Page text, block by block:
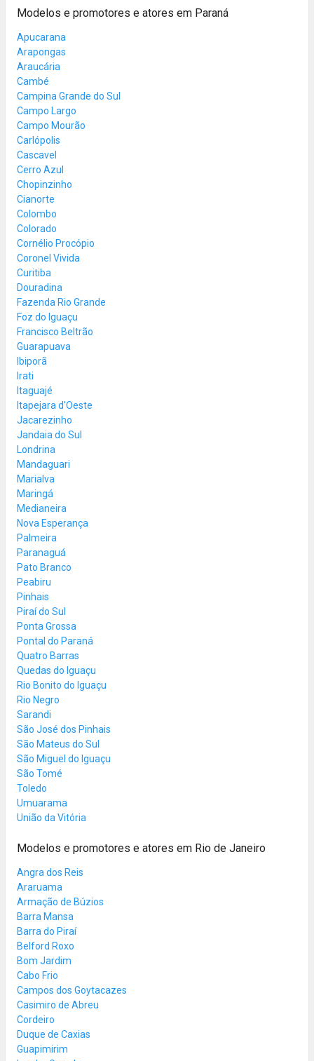
Modelos e promotores e atores em Paraná
Apucarana
Arapongas
Araucária
Cambé
Campina Grande do Sul
Campo Largo
Campo Mourão
Carlópolis
Cascavel
Cerro Azul
Chopinzinho
Cianorte
Colombo
Colorado
Cornélio Procópio
Coronel Vivida
Curitiba
Douradina
Fazenda Rio Grande
Foz do Iguaçu
Francisco Beltrão
Guarapuava
Ibiporã
Irati
Itaguajé
Itapejara d'Oeste
Jacarezinho
Jandaia do Sul
Londrina
Mandaguari
Marialva
Maringá
Medianeira
Nova Esperança
Palmeira
Paranaguá
Pato Branco
Peabiru
Pinhais
Piraí do Sul
Ponta Grossa
Pontal do Paraná
Quatro Barras
Quedas do Iguaçu
Rio Bonito do Iguaçu
Rio Negro
Sarandi
São José dos Pinhais
São Mateus do Sul
São Miguel do Iguaçu
São Tomé
Toledo
Umuarama
União da Vitória
Modelos e promotores e atores em Rio de Janeiro
Angra dos Reis
Araruama
Armação de Búzios
Barra Mansa
Barra do Piraí
Belford Roxo
Bom Jardim
Cabo Frio
Campos dos Goytacazes
Casimiro de Abreu
Cordeiro
Duque de Caxias
Guapimirim